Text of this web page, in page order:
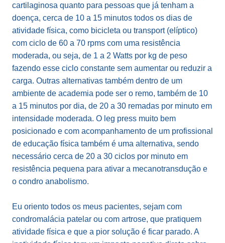
cartilaginosa quanto para pessoas que já tenham a
doença, cerca de 10 a 15 minutos todos os dias de
atividade física, como bicicleta ou transport (elíptico)
com ciclo de 60 a 70 rpms com uma resistência
moderada, ou seja, de 1 a 2 Watts por kg de peso
fazendo esse ciclo constante sem aumentar ou reduzir a
carga. Outras alternativas também dentro de um
ambiente de academia pode ser o remo, também de 10
a 15 minutos por dia, de 20 a 30 remadas por minuto em
intensidade moderada. O leg press muito bem
posicionado e com acompanhamento de um profissional
de educação física também é uma alternativa, sendo
necessário cerca de 20 a 30 ciclos por minuto em
resistência pequena para ativar a mecanotransdução e
o condro anabolismo.
Eu oriento todos os meus pacientes, sejam com
condromalácia patelar ou com artrose, que pratiquem
atividade física e que a pior solução é ficar parado. A